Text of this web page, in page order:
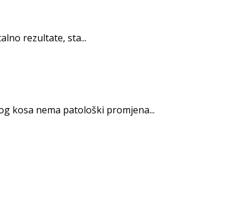
rezultate, sta...
kosa nema patološki promjena...